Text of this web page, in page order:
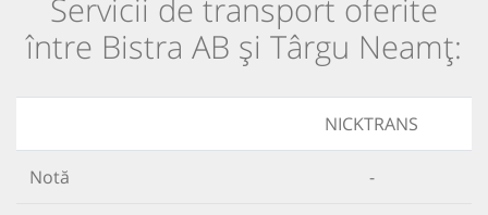
Servicii de transport oferite
între Bistra AB și Târgu Neamț:
NICKTRANS
Notă -